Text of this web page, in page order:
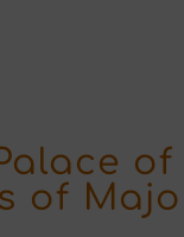
of
of